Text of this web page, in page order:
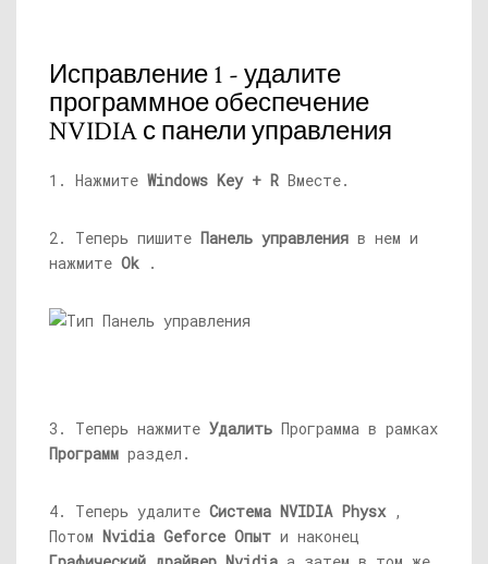
Исправление 1 - удалите
программное обеспечение
NVIDIA с панели управления
1. Нажмите Windows Key + R Вместе.
2. Теперь пишите Панель управления в нем и
нажмите Ok .
3. Теперь нажмите Удалить Программа в рамках
Программ раздел.
4. Теперь удалите Система NVIDIA Physx,
Потом Nvidia Geforce Опыт и наконец